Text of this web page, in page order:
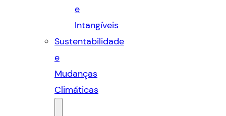
e
Intangíveis
Sustentabilidade
e
Mudanças
Climáticas